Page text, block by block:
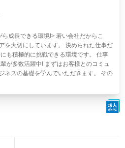
ら成長できる環境!> 若い会社だからこ
を大切にしています。 決められた仕事だ
も積極的に挑戦できる環境です。 仕事
が多数活躍中! まずはお客様とのコミュ
ネスの基礎を学んでいただきます。 その